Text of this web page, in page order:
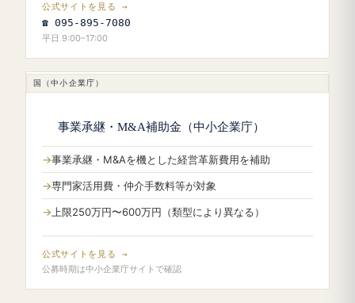
公式サイトを見る →
☎ 095-895-7080
平日 9:00–17:00
国（中小企業庁）
事業承継・M&A補助金（中小企業庁）
事業承継・M&Aを機とした経営革新費用を補助
専門家活用費・仲介手数料等が対象
上限250万円〜600万円（類型により異なる）
公式サイトを見る →
公募時期は中小企業庁サイトで確認